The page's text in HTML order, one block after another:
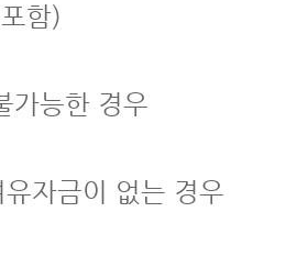
함)
가능한 경우
자금이 없는 경우